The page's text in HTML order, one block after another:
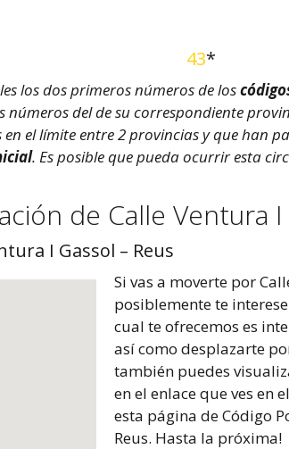
43*
los dos primeros números de los
números del de su correspondiente
el límite entre 2 provincias y que han
. Es posible que pueda ocurrir esta
de Calle Ventura I
I Gassol – Reus
Si vas a moverte por
posiblemente te
cual te ofrecemos es
así como desplazarte
también puedes
en el enlace que ves en
esta página de Código
Reus. Hasta la próxima!